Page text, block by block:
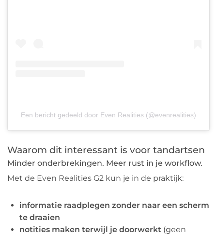
Een bericht gedeeld door Even Realities (@evenrealities)
Waarom dit interessant is voor tandartsen
Minder onderbrekingen. Meer rust in je workflow.
Met de Even Realities G2 kun je in de praktijk:
informatie raadplegen zonder naar een scherm
te draaien
notities maken terwijl je doorwerkt (geen